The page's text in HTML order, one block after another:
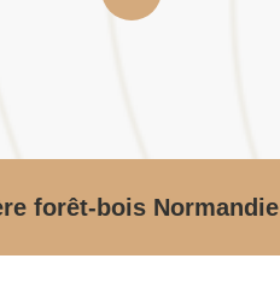
forêt-bois Normandie